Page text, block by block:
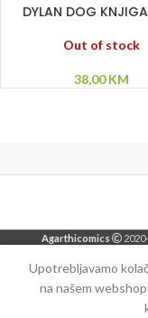
DYLAN DOG
– Džoni nakaza
Out of stock
38,00KM
Agarthicomics
Upotrebljavamo
na našem